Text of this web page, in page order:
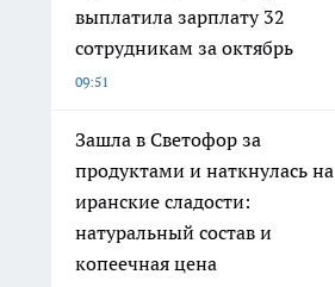
выплатила зарплату 32
сотрудникам за октябрь
09:51
Зашла в Светофор за
продуктами и наткнулась на
иранские сладости:
натуральный состав и
копеечная цена